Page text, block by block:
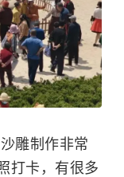
雕制作非常
打卡，有很多